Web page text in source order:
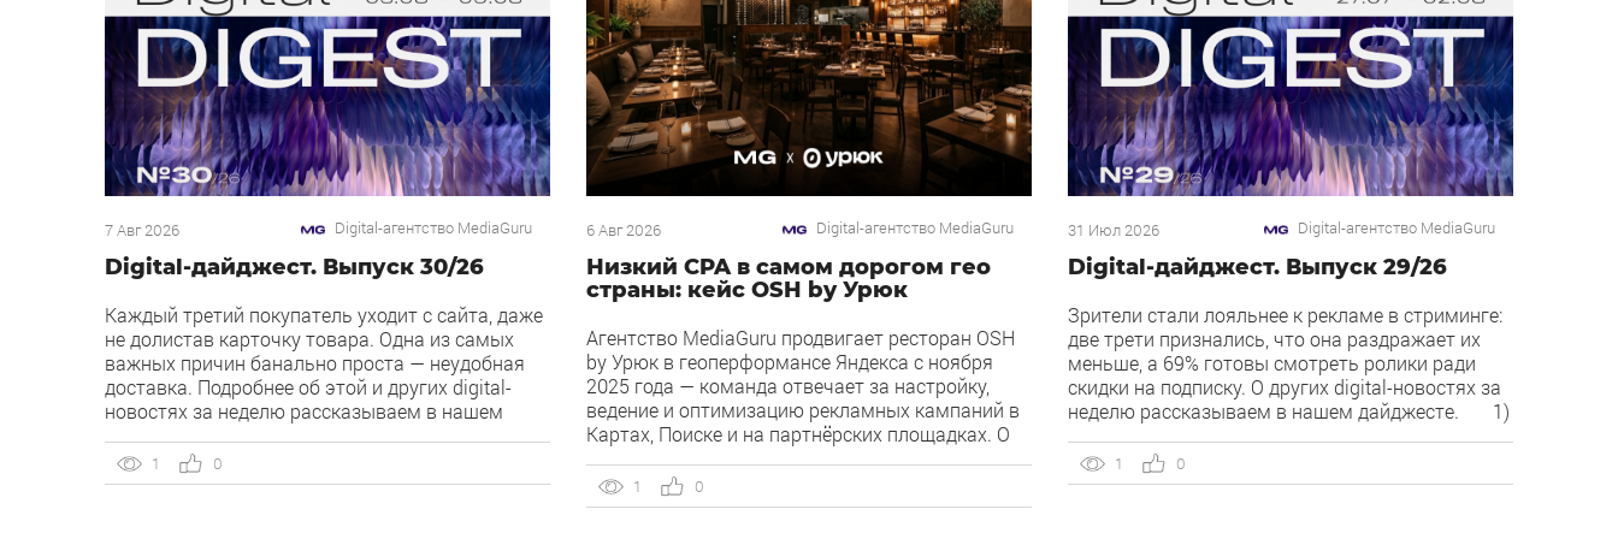
7 Авг 2026 Digital-агентство MediaGuru
Digital-дайджест. Выпуск 30/26
Каждый третий покупатель уходит с сайта, даже
не долистав карточку товара. Одна из самых
важных причин банально проста — неудобная
доставка. Подробнее об этой и других digital-
новостях за неделю рассказываем в нашем
низкий CPA в самом дорогом гео страны.
Агентство продвигает ресторан OSH by Урюк в
1 0
6 Авг 2026 Digital-агентство MediaGuru
Низкий CPA в самом дорогом гео
страны: кейс OSH by Урюк
Агентство MediaGuru продвигает ресторан OSH
by Урюк в геоперформансе Яндекса с ноября
2025 года — команда отвечает за настройку,
ведение и оптимизацию рекламных кампаний в
Картах, Поиске и на партнёрских площадках. О
открывшийся в конце 2025 года и объединивший
концепцию дубайского OSH с сетью «Урюк».
1 0
31 Июл 2026 Digital-агентство MediaGuru
Digital-дайджест. Выпуск 29/26
Зрители стали лояльнее к рекламе в стриминге:
две трети признались, что она раздражает их
меньше, а 69% готовы смотреть ролики ради
скидки на подписку. О других digital-новостях за
неделю рассказываем в нашем дайджесте. 1)
коллтрекинг. В Директе появился встроенный
динамический коллтрекинг — без доплат и
1 0